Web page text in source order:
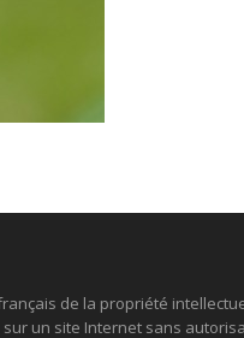
de la propriété
un site Internet sans